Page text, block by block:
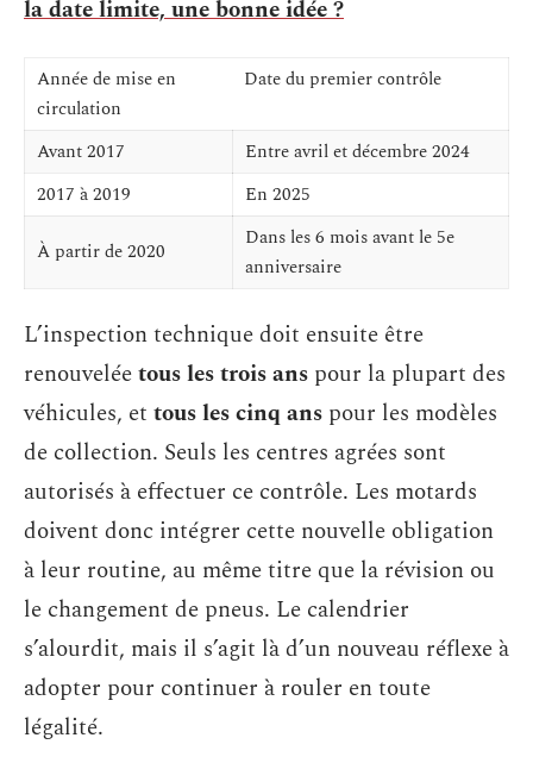
la date limite, une bonne idée ?
Année de mise en
circulation
Date du premier contrôle
Avant 2017
Entre avril et décembre 2024
2017 à 2019
En 2025
À partir de 2020
Dans les 6 mois avant le 5e
anniversaire
L’inspection technique doit ensuite être
renouveléetous les trois ans pour la plupart des
véhicules, et tous les cinq ans pour les modèles
de collection. Seuls les centres agrées sont
autorisés à effectuer ce contrôle. Les motards
doivent donc intégrer cette nouvelle obligation
à leur routine, au même titre que la révision ou
le changement de pneus. Le calendrier
s’alourdit, mais il s’agit là d’un nouveau réflexe à
adopter pour continuer à rouler en toute
légalité.